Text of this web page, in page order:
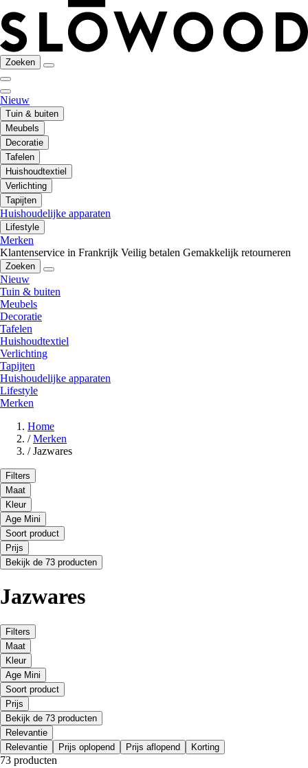
Zoeken
Nieuw
Tuin & buiten
Meubels
Decoratie
Tafelen
Huishoudtextiel
Verlichting
Tapijten
Huishoudelijke apparaten
Lifestyle
Merken
Klantenservice in Frankrijk Veilig betalen Gemakkelijk retourneren
Zoeken
Nieuw
Tuin & buiten
Meubels
Decoratie
Tafelen
Huishoudtextiel
Verlichting
Tapijten
Huishoudelijke apparaten
Lifestyle
Merken
Home
/ Merken
/ Jazwares
Filters
Maat
Kleur
Age Mini
Soort product
Prijs
Bekijk de 73 producten
Jazwares
Filters
Maat
Kleur
Age Mini
Soort product
Prijs
Bekijk de 73 producten
Relevantie
Relevantie
Prijs oplopend Prijs aflopend Korting
73 producten